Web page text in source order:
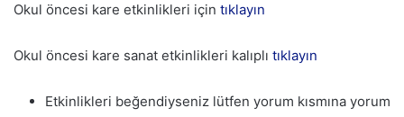
Okul öncesi kare etkinlikleri için tıklayın
Okul öncesi kare sanat etkinlikleri kalıplı tıklayın
Etkinlikleri beğendiyseniz lütfen yorum kısmına yorum